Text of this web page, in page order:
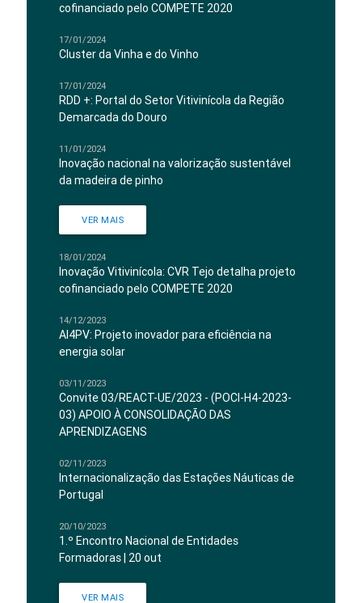
cofinanciado pelo COMPETE 2020
17/01/2024
Cluster da Vinha e do Vinho
17/01/2024
RDD +: Portal do Setor Vitivinícola da Região
Demarcada do Douro
11/01/2024
Inovação nacional na valorização sustentável
da madeira de pinho
VER MAIS
18/01/2024
Inovação Vitivinícola: CVR Tejo detalha projeto
cofinanciado pelo COMPETE 2020
14/12/2023
AI4PV: Projeto inovador para eficiência na
energia solar
03/11/2023
Convite 03/REACT-UE/2023 - (POCI-H4-2023-
03) APOIO À CONSOLIDAÇÃO DAS
APRENDIZAGENS
02/11/2023
Internacionalização das Estações Náuticas de
Portugal
20/10/2023
1.º Encontro Nacional de Entidades
Formadoras | 20 out
VER MAIS